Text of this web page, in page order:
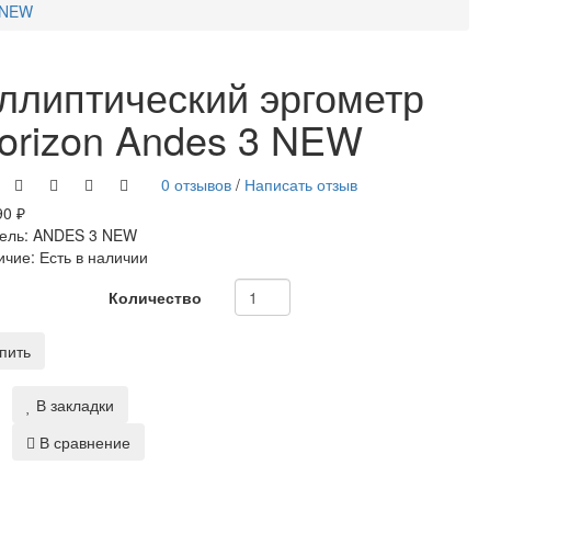
эргометр
Andes 3 NEW
0 отзывов/ Написать отзыв
₽
ANDES 3 NEW
Есть в наличии
Количество
В закладки
В сравнение